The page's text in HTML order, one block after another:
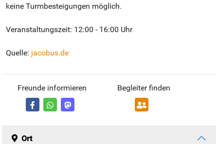
keine Turmbesteigungen möglich.
Veranstaltungszeit: 12:00 - 16:00 Uhr
Quelle: jacobus.de
Freunde informieren Begleiter finden
Ort